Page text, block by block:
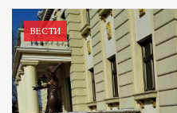
ВЕСТИ